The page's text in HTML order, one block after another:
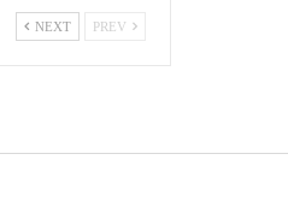
NEXT